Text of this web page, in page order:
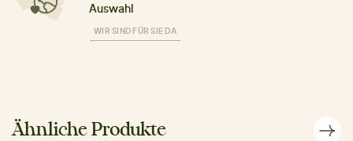
Auswahl
WIR SIND FÜR SIE DA
Ähnliche Produkte